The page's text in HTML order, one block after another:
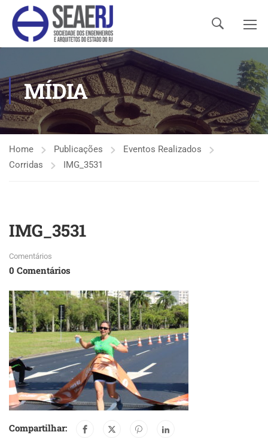
MÍDIA
Home Publicações
Eventos Realizados
Corridas
IMG_3531
IMG_3531
Comentários
0 Comentários
Compartilhar: